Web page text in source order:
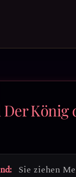
König
Sie ziehen